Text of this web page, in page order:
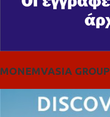
MONEMVASIA GROUP